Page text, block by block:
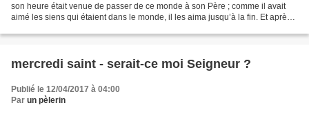
son heure était venue de passer de ce monde à son Père ; comme il avait
aimé les siens qui étaient dans le monde, il les aima jusqu’à la fin. Et après
mercredi saint - serait-ce moi Seigneur ?
Publié le 12/04/2017 à 04:00
Par un pèlerin